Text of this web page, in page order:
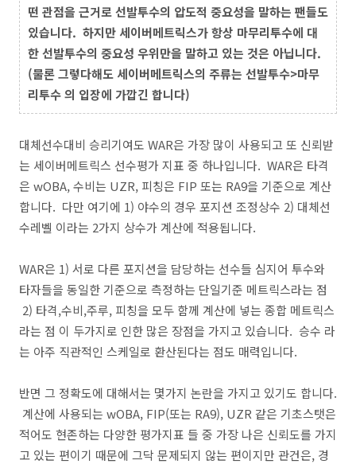
떤 관점을 근거로 선발투수의 압도적 중요성을 말하는 팬들도
있습니다. 하지만 세이버메트릭스가 항상 마무리투수에 대
한 선발투수의 중요성 우위만을 말하고 있는 것은 아닙니다.
(물론 그렇다해도 세이버메트릭스의 주류는 선발투수>마무
리투수 의 입장에 가깝긴 합니다)
대체선수대비 승리기여도 WAR은 가장 많이 사용되고 또 신뢰받
는 세이버메트릭스 선수평가 지표 중 하나입니다. WAR은 타격
은 wOBA, 수비는 UZR, 피칭은 FIP 또는 RA9을 기준으로 계산
합니다. 다만 여기에 1) 야수의 경우 포지션 조정상수 2) 대체선
수레벨 이라는 2가지 상수가 계산에 적용됩니다.
WAR은 1) 서로 다른 포지션을 담당하는 선수들 심지어 투수와
타자들을 동일한 기준으로 측정하는 단일기준 메트릭스라는 점
2) 타격,수비,주루, 피칭을 모두 함께 계산에 넣는 종합 메트릭스
라는 점 이 두가지로 인한 많은 장점을 가지고 있습니다. 승수 라
는 아주 직관적인 스케일로 환산된다는 점도 매력입니다.
반면 그 정확도에 대해서는 몇가지 논란을 가지고 있기도 합니다.
계산에 사용되는 wOBA, FIP(또는 RA9), UZR 같은 기초스탯은
적어도 현존하는 다양한 평가지표 들 중 가장 나은 신뢰도를 가지
고 있는 편이기 때문에 그닥 문제되지 않는 편이지만 관건은, 경